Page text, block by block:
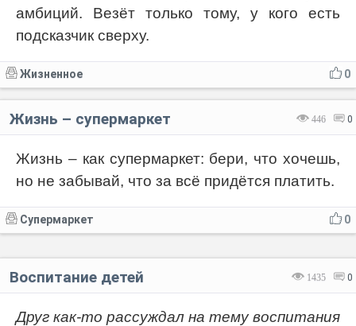
амбиций. Везёт только тому, у кого есть
подсказчик сверху.
0
Жизненное
446 0
Жизнь – супермаркет
Жизнь – как супермаркет: бери, что хочешь,
но не забывай, что за всё придётся платить.
0
Супермаркет
1435 0
Воспитание детей
Друг как-то рассуждал на тему воспитания